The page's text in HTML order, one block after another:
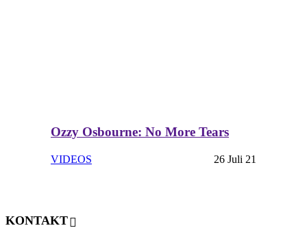
Ozzy Osbourne: No More Tears
VIDEOS 26 Juli 21
KONTAKT